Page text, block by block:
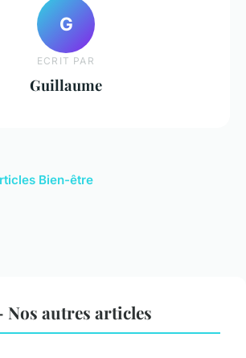
G
ECRIT PAR
Guillaume
Bien-être
autres articles